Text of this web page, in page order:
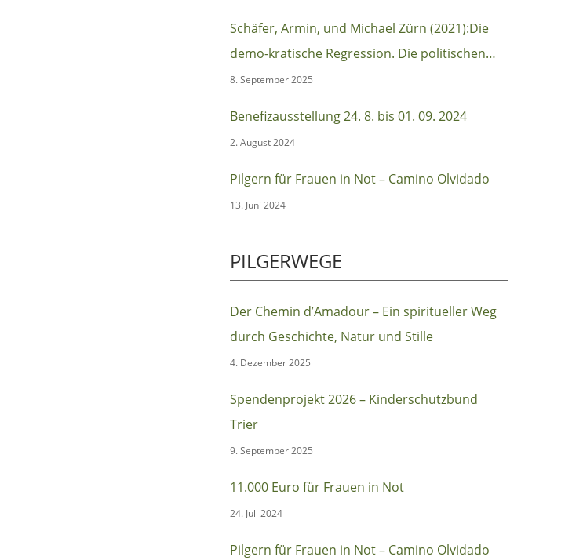
Schäfer, Armin, und Michael Zürn (2021):Die
demo-kratische Regression. Die politischen
Ursachen des autoritären Populismus
8. September 2025
Benefizausstellung 24. 8. bis 01. 09. 2024
2. August 2024
Pilgern für Frauen in Not – Camino Olvidado
13. Juni 2024
PILGERWEGE
Der Chemin d’Amadour – Ein spiritueller Weg
durch Geschichte, Natur und Stille
4. Dezember 2025
Spendenprojekt 2026 – Kinderschutzbund
Trier
9. September 2025
11.000 Euro für Frauen in Not
24. Juli 2024
Pilgern für Frauen in Not – Camino Olvidado